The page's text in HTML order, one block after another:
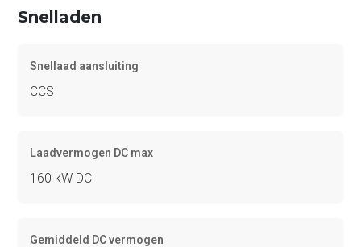
Snelladen
Snellaad aansluiting
CCS
Laadvermogen DC max
160 kW DC
Gemiddeld DC vermogen